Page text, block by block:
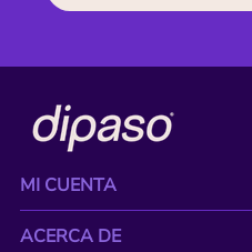
MI CUENTA
ACERCA DE